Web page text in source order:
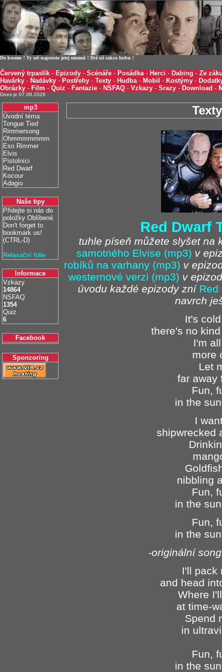
Do kosmu ! Ty seš naprosto jetej mimoň ! Drž už sakra hubu !
Červený trpaslík - Epizody - Scénáře - Posádka- Herci - Dabing - Ze
Havárky - Nadávky - Postřehy - Texty - Hudba- Mobil - Kostýmy -
Obrázky - Film - Quiz - Fantazie - NSFAQ - Vzkazy - Srazy - Download -
Dnes je 07.08.2026
mp3
Úvodní téma
Tongue Tied
Rimmersong
Ohmmmmmmm
Eso Rimmer
Elvis
Pistolníci
Red Dwarf
Kocour
Adagio
Naše tipy
Přidejte si nás do
položky Oblíbené.
Don't forget to
bookmark us!
(CTRL-D)
Relaxační folie
Informace
Vzkazy
14864
NSFAQ
1354
Quiz
6
Facebook
Sponzoring
Red Dwarf
tuhle píseň můžete slyšet na
samotného Elvise (mp3) v
robíků na varhany (mp3) v
westernové verzi (mp3) v
úvodu každé epizody zní Red
navrch
It's
there's no
I'm
more
Let
far away
Fun,
in the
I
shipwrecked
nibbling
Fun,
in the
Fun,
in the
-originální
I'll pack
and head
Where
at time-
Spend
in
Fun,
in the